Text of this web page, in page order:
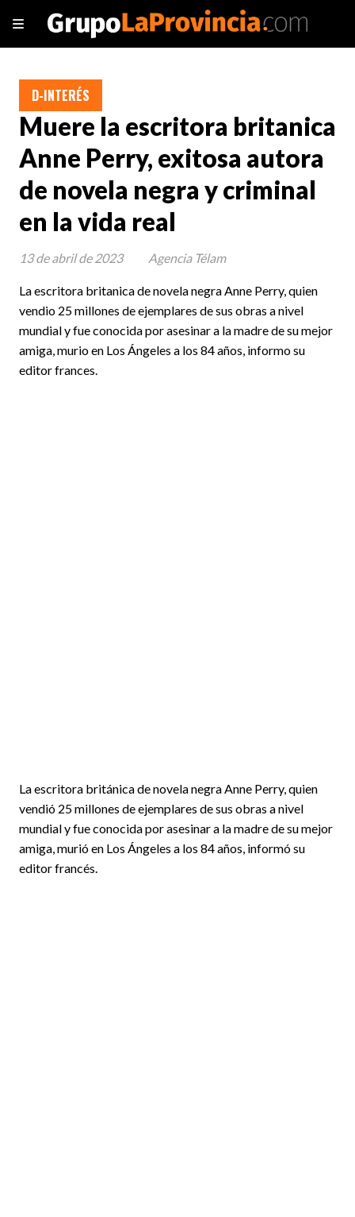
Muere la escritora britanica
Anne Perry, exitosa autora
de novela negra y criminal
en la vida real
La escritora britanica de novela negra Anne Perry, quien
vendio 25 millones de ejemplares de sus obras a nivel
mundial y fue conocida por asesinar a la madre de su mejor
amiga, murio en Los Ángeles a los 84 años, informo su
editor frances.
D-INTERÉS
13 de abril de 2023 Agencia Télam
La escritora británica de novela negra Anne Perry, quien
vendió 25 millones de ejemplares de sus obras a nivel
mundial y fue conocida por asesinar a la madre de su mejor
amiga, murió en Los Ángeles a los 84 años, informó su
editor francés.